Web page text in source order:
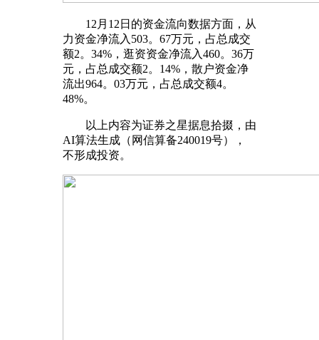
12月12日的资金流向数据方面，从
力资金净流入503。67万元，占总成交
额2。34%，逛资资金净流入460。36万
元，占总成交额2。14%，散户资金净
流出964。03万元，占总成交额4。
48%。
以上内容为证券之星据息拾掇，由
AI算法生成（网信算备240019号），
不形成投资。